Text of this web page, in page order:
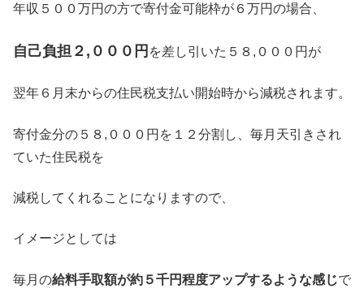
年収５００万円の方で寄付金可能枠が６万円の場合、
自己負担２,０００円 を差し引いた５８,０００円が
翌年６月末からの住民税支払い開始時から減税されます。
寄付金分の ５８,０００円 を１２分割し、毎月天引きされ
ていた住民税を
減税してくれることになりますので、
イメージとしては
毎月の給料手取額が約５千円程度アップするような感じで